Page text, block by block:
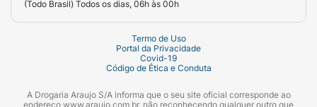
interno integrado.
Isododecane, Caprylic/Capric
Triglyceride, Butyrospermum Parkii Butter,
Dimethicone, Magnesium Carbonate,
(Todo Brasil) Todos os dias, 06h às 00h
Termo de Uso
Portal da Privacidade
Covid-19
Código de Ética e Conduta
A Drogaria Araujo S/A informa que o seu site oficial corresponde ao
endereço www.araujo.com.br, não reconhecendo qualquer outro que